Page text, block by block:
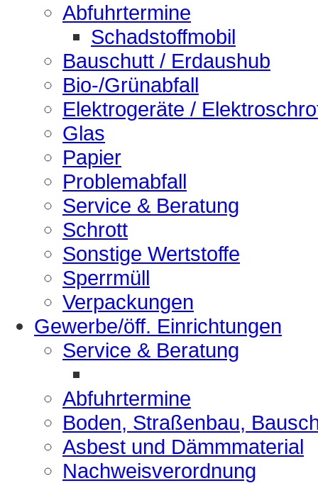
Abfuhrtermine
Schadstoffmobil
Bauschutt / Erdaushub
Bio-/Grünabfall
Elektrogeräte /
Glas
Papier
Problemabfall
Service & Beratung
Schrott
Sonstige Wertstoffe
Sperrmüll
Verpackungen
Gewerbe/öff. Einrichtungen
Service & Beratung
Abfuhrtermine
Boden, Straßenbau,
Asbest und Dämmmaterial
Nachweisverordnung